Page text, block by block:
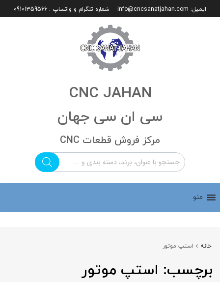
ایمیل: info@cncsanatjahan.com شماره تلگرام و واتساپ : 09101359566
CNC JAHAN
سی ان سی جهان
مرکز فروش قطعات CNC
منو
خانه استپ موتور
برچسب: استپ موتور